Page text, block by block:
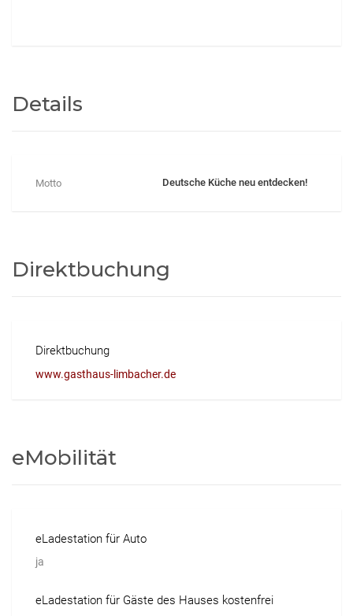
Details
Motto Deutsche Küche neu entdecken!
Direktbuchung
Direktbuchung
www.gasthaus-limbacher.de
eMobilität
eLadestation für Auto
ja
eLadestation für Gäste des Hauses kostenfrei